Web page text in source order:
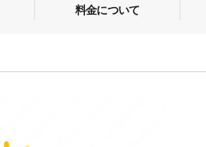
料金について